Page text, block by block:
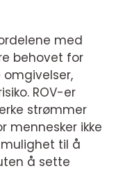
med
behovet for
ROV-er
strømmer
mennesker ikke
til å
å sette